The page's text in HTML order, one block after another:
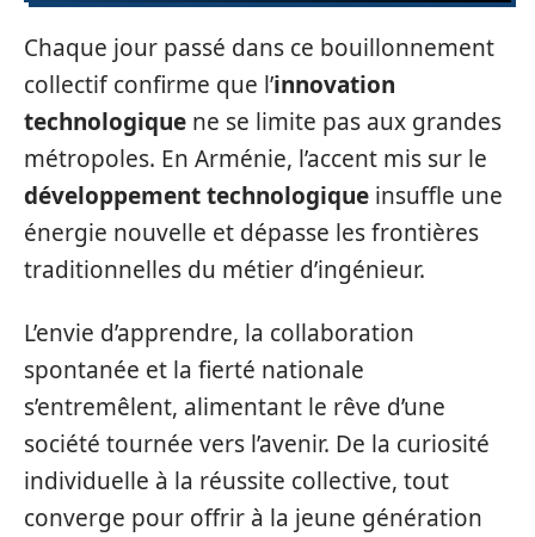
Chaque jour passé dans ce bouillonnement
collectif confirme que l’innovation
technologique ne se limite pas aux grandes
métropoles. En Arménie, l’accent mis sur le
développement technologique insuffle une
énergie nouvelle et dépasse les frontières
traditionnelles du métier d’ingénieur.
L’envie d’apprendre, la collaboration
spontanée et la fierté nationale
s’entremêlent, alimentant le rêve d’une
société tournée vers l’avenir. De la curiosité
individuelle à la réussite collective, tout
converge pour offrir à la jeune génération